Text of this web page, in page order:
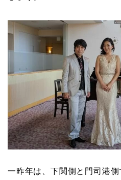
一昨年は、下関側と門司港側